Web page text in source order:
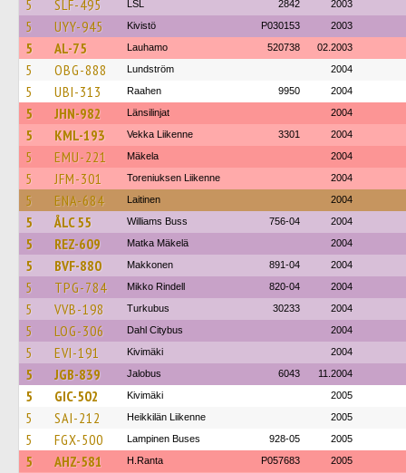
5 SLF-495 LSL 2842 2003
5 UYY-945 Kivistö P030153 2003
5 AL-75 Lauhamo 520738 02.2003
5 OBG-888 Lundström 2004
5 UBI-313 Raahen 9950 2004
5 JHN-982 Länsilinjat 2004
5 KML-193 Vekka Liikenne 3301 2004
5 EMU-221 Mäkela 2004
5 JFM-301 Toreniuksen Liikenne 2004
5 ENA-684 Laitinen 2004
5 ÅLC 55 Williams Buss 756-04 2004
5 REZ-609 Matka Mäkelä 2004
5 BVF-880 Makkonen 891-04 2004
5 TPG-784 Mikko Rindell 820-04 2004
5 VVB-198 Turkubus 30233 2004
5 LOG-306 Dahl Citybus 2004
5 EVI-191 Kivimäki 2004
5 JGB-839 Jalobus 6043 11.2004
5 GIC-502 Kivimäki 2005
5 SAI-212 Heikkilän Liikenne 2005
5 FGX-500 Lampinen Buses 928-05 2005
5 AHZ-581 H.Ranta P057683 2005